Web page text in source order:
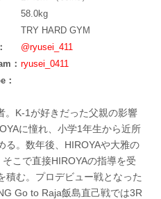
58.0kg
TRY HARD GYM
@ryusei_411
： ryusei_0411
：
。K-1が好きだった父親の影響
に憧れ、小学1年生から近所
る。数年後、HIROYAや大雅の
こで直接HIROYAの指導を受
積む。プロデビュー戦となった
Go to Raja飯島直己戦では3R